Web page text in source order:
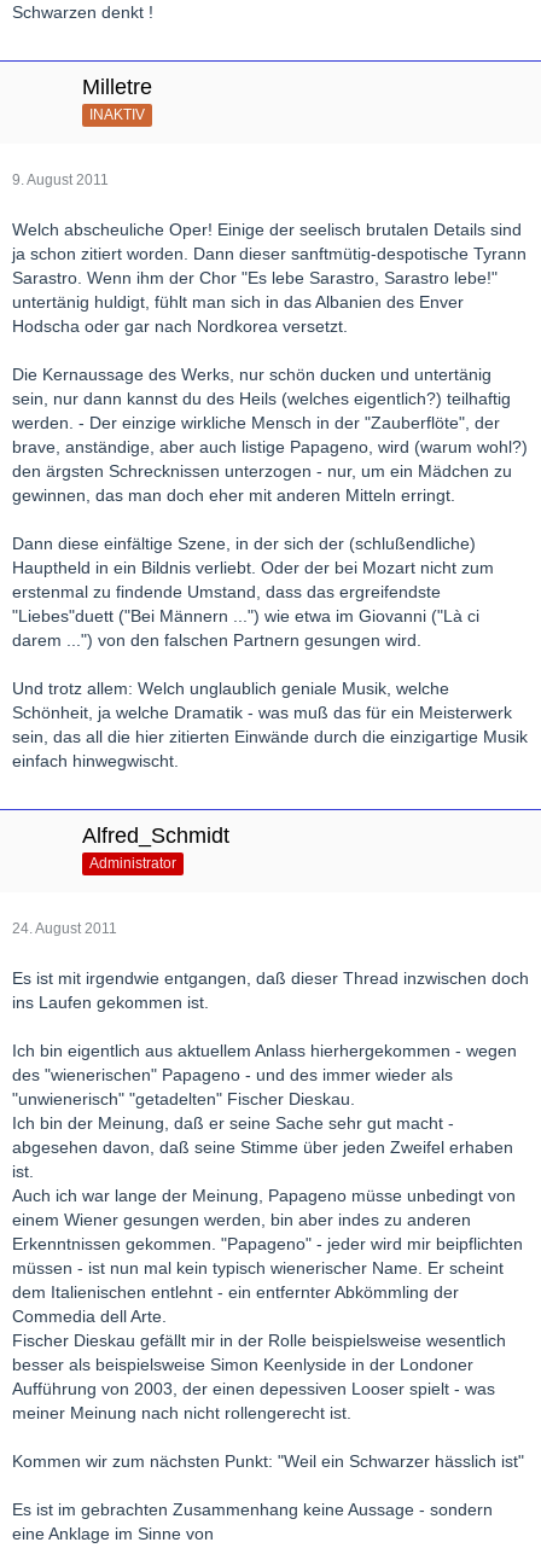
Schwarzen denkt !
Milletre
INAKTIV
9. August 2011
Welch abscheuliche Oper! Einige der seelisch brutalen Details sind
ja schon zitiert worden. Dann dieser sanftmütig-despotische Tyrann
Sarastro. Wenn ihm der Chor "Es lebe Sarastro, Sarastro lebe!"
untertänig huldigt, fühlt man sich in das Albanien des Enver
Hodscha oder gar nach Nordkorea versetzt.
Die Kernaussage des Werks, nur schön ducken und untertänig
sein, nur dann kannst du des Heils (welches eigentlich?) teilhaftig
werden. - Der einzige wirkliche Mensch in der "Zauberflöte", der
brave, anständige, aber auch listige Papageno, wird (warum wohl?)
den ärgsten Schrecknissen unterzogen - nur, um ein Mädchen zu
gewinnen, das man doch eher mit anderen Mitteln erringt.
Dann diese einfältige Szene, in der sich der (schlußendliche)
Hauptheld in ein Bildnis verliebt. Oder der bei Mozart nicht zum
erstenmal zu findende Umstand, dass das ergreifendste
"Liebes"duett ("Bei Männern ...") wie etwa im Giovanni ("Là ci
darem ...") von den falschen Partnern gesungen wird.
Und trotz allem: Welch unglaublich geniale Musik, welche
Schönheit, ja welche Dramatik - was muß das für ein Meisterwerk
sein, das all die hier zitierten Einwände durch die einzigartige Musik
einfach hinwegwischt.
Alfred_Schmidt
Administrator
24. August 2011
Es ist mit irgendwie entgangen, daß dieser Thread inzwischen doch
ins Laufen gekommen ist.
Ich bin eigentlich aus aktuellem Anlass hierhergekommen - wegen
des "wienerischen" Papageno - und des immer wieder als
"unwienerisch" "getadelten" Fischer Dieskau.
Ich bin der Meinung, daß er seine Sache sehr gut macht -
abgesehen davon, daß seine Stimme über jeden Zweifel erhaben
ist.
Auch ich war lange der Meinung, Papageno müsse unbedingt von
einem Wiener gesungen werden, bin aber indes zu anderen
Erkenntnissen gekommen. "Papageno" - jeder wird mir beipflichten
müssen - ist nun mal kein typisch wienerischer Name. Er scheint
dem Italienischen entlehnt - ein entfernter Abkömmling der
Commedia dell Arte.
Fischer Dieskau gefällt mir in der Rolle beispielsweise wesentlich
besser als beispielsweise Simon Keenlyside in der Londoner
Aufführung von 2003, der einen depessiven Looser spielt - was
meiner Meinung nach nicht rollengerecht ist.
Kommen wir zum nächsten Punkt: "Weil ein Schwarzer hässlich ist"
Es ist im gebrachten Zusammenhang keine Aussage - sondern
eine Anklage im Sinne von